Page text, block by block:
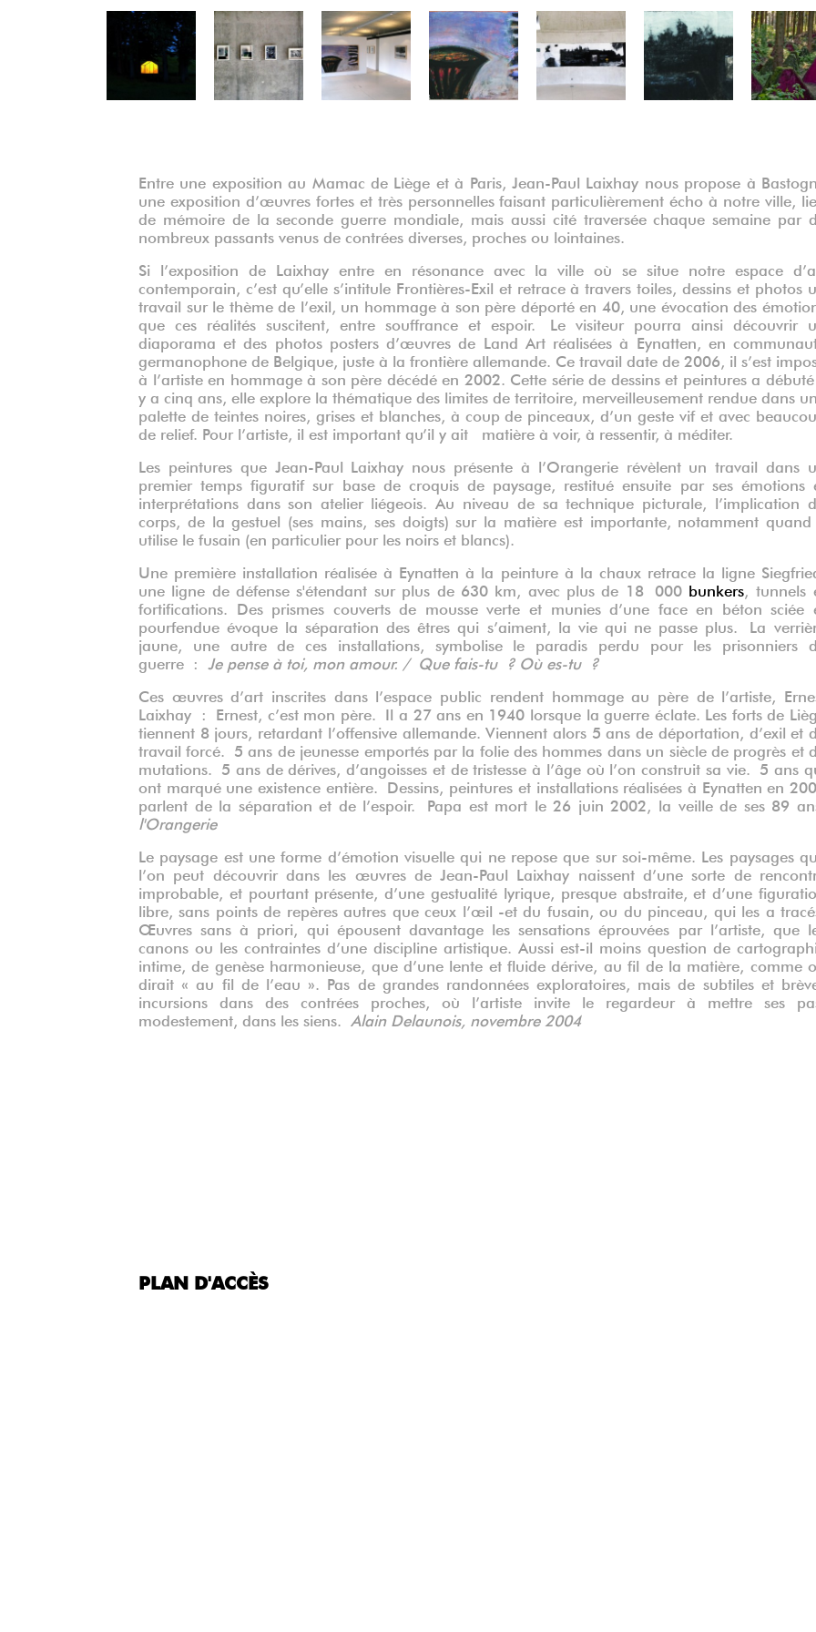
Précédent
Entre une exposition au Mamac de Liège et à Paris, Jean-Paul Laixhay nous propose à
une exposition d’œuvres fortes et très personnelles faisant particulièrement écho à notre ville,
de mémoire de la seconde guerre mondiale, mais aussi cité traversée chaque semaine par
nombreux passants venus de contrées diverses, proches ou lointaines.
Si l’exposition de Laixhay entre en résonance avec la ville où se situe notre espace
contemporain, c’est qu’elle s’intitule Frontières-Exil et retrace à travers toiles, dessins et photos
travail sur le thème de l’exil, un hommage à son père déporté en 40, une évocation des
que ces réalités suscitent, entre souffrance et espoir. Le visiteur pourra ainsi découvrir
diaporama et des photos posters d’œuvres de Land Art réalisées à Eynatten, en
germanophone de Belgique, juste à la frontière allemande. Ce travail date de 2006, il s’est
à l’artiste en hommage à son père décédé en 2002. Cette série de dessins et peintures a débuté
y a cinq ans, elle explore la thématique des limites de territoire, merveilleusement rendue dans
palette de teintes noires, grises et blanches, à coup de pinceaux, d’un geste vif et avec
de relief. Pour l’artiste, il est important qu’il y ait matière à voir, à ressentir, à méditer.
Les peintures que Jean-Paul Laixhay nous présente à l’Orangerie révèlent un travail dans
premier temps figuratif sur base de croquis de paysage, restitué ensuite par ses émotions
interprétations dans son atelier liégeois. Au niveau de sa technique picturale, l’implication
corps, de la gestuel (ses mains, ses doigts) sur la matière est importante, notamment quand
utilise le fusain (en particulier pour les noirs et blancs).
Une première installation réalisée à Eynatten à la peinture à la chaux retrace la ligne
une ligne de défense s'étendant sur plus de 630 km, avec plus de 18 000 bunkers , tunnels
fortifications. Des prismes couverts de mousse verte et munies d’une face en béton sciée
pourfendue évoque la séparation des êtres qui s’aiment, la vie qui ne passe plus. La
jaune, une autre de ces installations, symbolise le paradis perdu pour les prisonniers
guerre : Je pense à toi, mon amour. / Que fais-tu ? Où es-tu ?
Ces œuvres d’art inscrites dans l’espace public rendent hommage au père de l’artiste,
Laixhay : Ernest, c’est mon père. Il a 27 ans en 1940 lorsque la guerre éclate. Les forts de
tiennent 8 jours, retardant l’offensive allemande. Viennent alors 5 ans de déportation, d’exil et
travail forcé. 5 ans de jeunesse emportés par la folie des hommes dans un siècle de progrès et
mutations. 5 ans de dérives, d’angoisses et de tristesse à l’âge où l’on construit sa vie. 5 ans
ont marqué une existence entière. Dessins, peintures et installations réalisées à Eynatten en
parlent de la séparation et de l’espoir. Papa est mort le 26 juin 2002, la veille de ses 89
l'Orangerie
Le paysage est une forme d’émotion visuelle qui ne repose que sur soi-même. Les paysages
l’on peut découvrir dans les œuvres de Jean-Paul Laixhay naissent d’une sorte de
improbable, et pourtant présente, d’une gestualité lyrique, presque abstraite, et d’une
libre, sans points de repères autres que ceux l’œil -et du fusain, ou du pinceau, qui les a
Œuvres sans à priori, qui épousent davantage les sensations éprouvées par l’artiste, que
canons ou les contraintes d’une discipline artistique. Aussi est-il moins question de
intime, de genèse harmonieuse, que d’une lente et fluide dérive, au fil de la matière, comme
dirait « au fil de l’eau ». Pas de grandes randonnées exploratoires, mais de subtiles et
incursions dans des contrées proches, où l’artiste invite le regardeur à mettre ses
modestement, dans les siens. Alain Delaunois, novembre 2004
PLAN D'ACCÈS